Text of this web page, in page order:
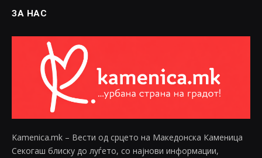
ЗА НАС
Kamenica.mk – Вести од срцето на Македонска Каменица
Секогаш блиску до луѓето, со најнови информации,